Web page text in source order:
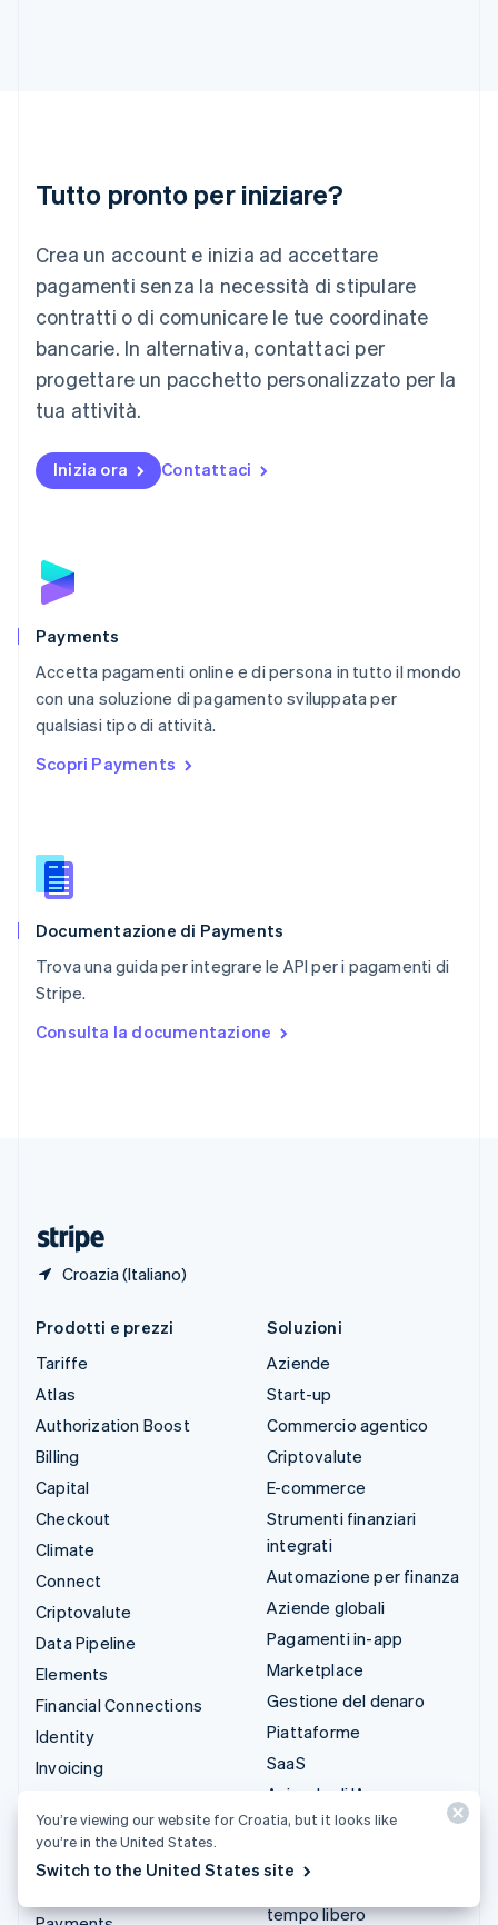
Tutto pronto per iniziare?
Crea un account e inizia ad accettare
pagamenti senza la necessità di stipulare
contratti o di comunicare le tue coordinate
bancarie. In alternativa, contattaci per
progettare un pacchetto personalizzato per la
tua attività.
Inizia ora Contattaci
Payments
Accetta pagamenti online e di persona in tutto il mondo
con una soluzione di pagamento sviluppata per
qualsiasi tipo di attività.
Scopri Payments
Documentazione di Payments
Trova una guida per integrare le API per i pagamenti di
Stripe.
Consulta la documentazione
Croazia (Italiano)
Lituania
Lussemburgo
Deutsch English
Malaysia
English 简体中文
Malta
Messico
EspañolEnglish
English
Nuova Zelanda
Polonia
English
Português
English简体中文
Regno Unito
English
English
English
Slovacchia
Slovenia
Spagna
Español
English Español简体中文
Prodotti e prezzi
Tariffe
Atlas
Authorization Boost
Billing
Capital
Checkout
Climate
Connect
Criptovalute
Data Pipeline
Elements
Financial Connections
Identity
Invoicing
Link
Managed Payments
Soluzioni
Aziende
Start-up
Commercio agentico
Criptovalute
E-commerce
Strumenti finanziari
integrati
Automazione per finanza
Aziende globali
Pagamenti in-app
Marketplace
Gestione del denaro
Piattaforme
SaaS
Aziende di IA
Creator economy
tempo libero
You’re viewing our website for Croatia, but it looks like
you’re in the United States.
Switch to the United States site